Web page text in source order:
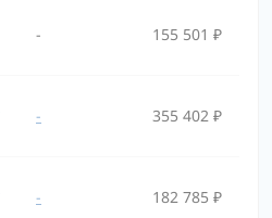
- 155 501 ₽
- 355 402 ₽
- 182 785 ₽